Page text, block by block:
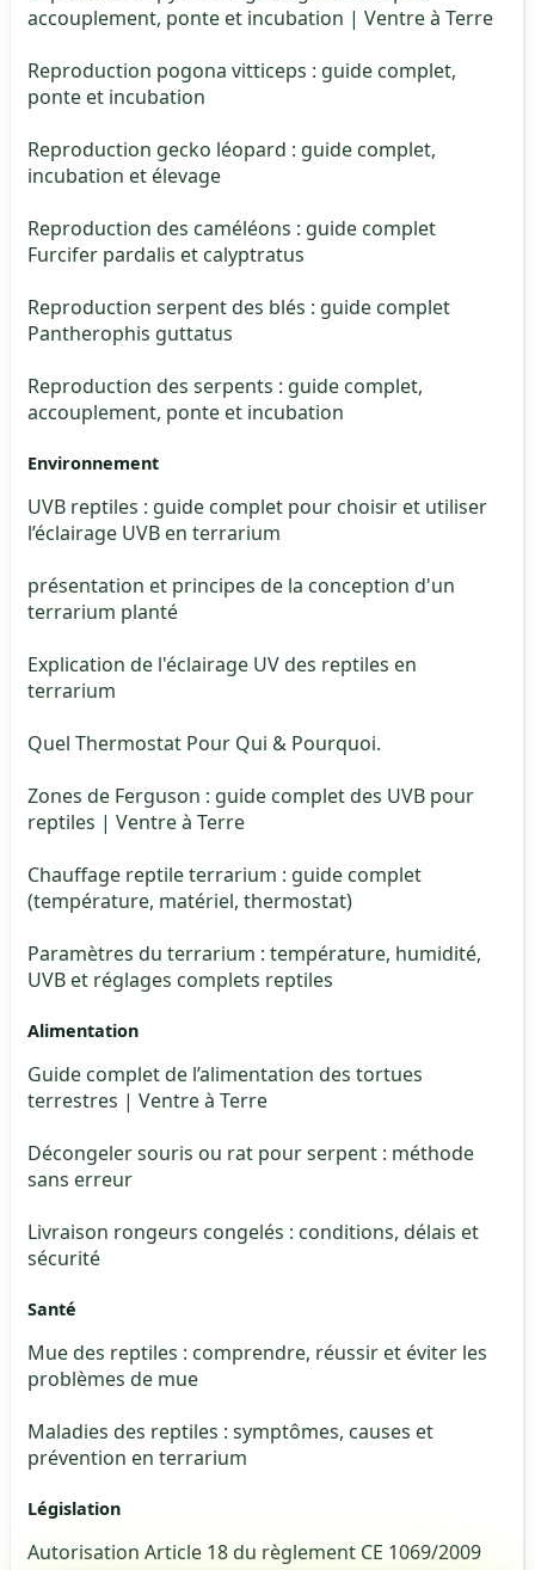
accouplement, ponte et incubation | Ventre à Terre
Reproduction pogona vitticeps : guide complet,
ponte et incubation
Reproduction gecko léopard : guide complet,
incubation et élevage
Reproduction des caméléons : guide complet
Furcifer pardalis et calyptratus
Reproduction serpent des blés : guide complet
Pantherophis guttatus
Reproduction des serpents : guide complet,
accouplement, ponte et incubation
Environnement
UVB reptiles : guide complet pour choisir et utiliser
l’éclairage UVB en terrarium
présentation et principes de la conception d'un
terrarium planté
Explication de l'éclairage UV des reptiles en
terrarium
Quel Thermostat Pour Qui & Pourquoi.
Zones de Ferguson : guide complet des UVB pour
reptiles | Ventre à Terre
Chauffage reptile terrarium : guide complet
(température, matériel, thermostat)
Paramètres du terrarium : température, humidité,
UVB et réglages complets reptiles
Alimentation
Guide complet de l’alimentation des tortues
terrestres | Ventre à Terre
Décongeler souris ou rat pour serpent : méthode
sans erreur
Livraison rongeurs congelés : conditions, délais et
sécurité
Santé
Mue des reptiles : comprendre, réussir et éviter les
problèmes de mue
Maladies des reptiles : symptômes, causes et
prévention en terrarium
Législation
Autorisation Article 18 du règlement CE 1069/2009